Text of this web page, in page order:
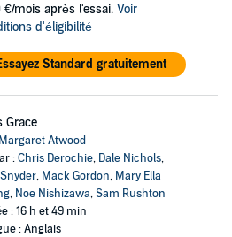
€/mois après l'essai. Voir
d'éligibilité
Standard gratuitement
Grace
Margaret Atwood
:Chris Derochie, Dale Nichols,
, Mack Gordon, Mary Ella
, Noe Nishizawa,Sam Rushton
: 16 h et 49 min
: Anglais